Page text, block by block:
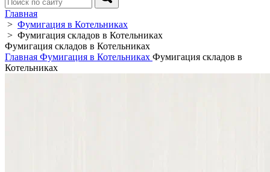
Главная
> Фумигация в Котельниках
> Фумигация складов в Котельниках
Фумигация складов в Котельниках
Главная Фумигация в Котельниках Фумигация складов в
Котельниках